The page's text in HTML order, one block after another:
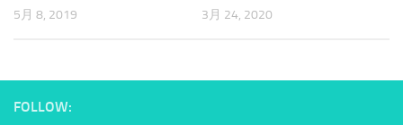
5月 8, 2019 3月 24, 2020
FOLLOW: